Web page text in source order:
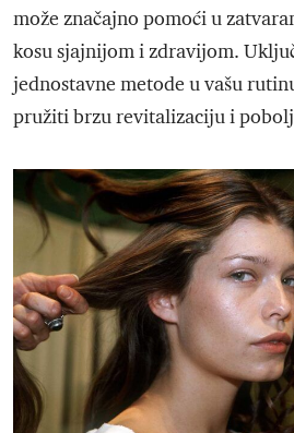
može značajno pomoći u
kosu sjajnijom i zdravijom.
jednostavne metode u vašu
pružiti brzu revitalizaciju i